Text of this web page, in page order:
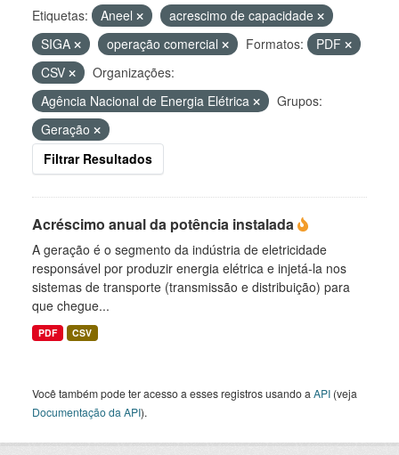
Etiquetas: Aneel
acrescimo de capacidade
SIGA
operação comercial Formatos:
PDF
CSV
Organizações:
Agência Nacional de Energia Elétrica
Grupos:
Geração
Filtrar Resultados
Acréscimo anual da potência instalada
A geração é o segmento da indústria de eletricidade
responsável por produzir energia elétrica e injetá-la nos
sistemas de transporte (transmissão e distribuição) para
que chegue...
PDF CSV
Você também pode ter acesso a esses registros usando a API (veja
Documentação da API).